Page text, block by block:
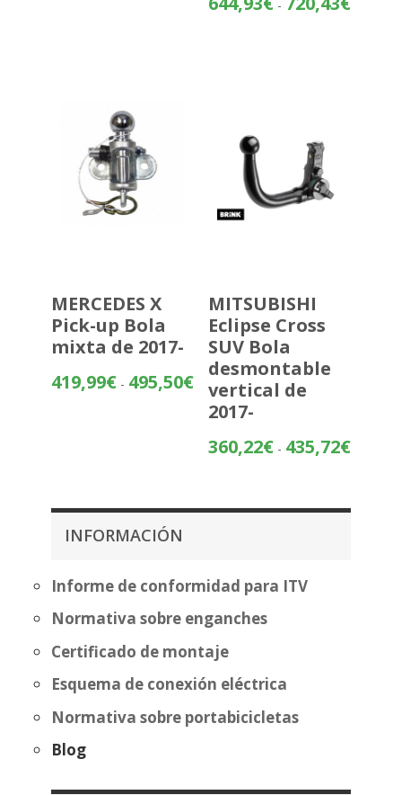
-
MERCEDES X
Pick-up Bola
mixta de 2017-
419,99€ - 495,50€Rango
precios:
desde
419,99€
MITSUBISHI
Eclipse Cross
SUV Bola
desmontable
vertical de
2017-
360,22€ - 435,72€Rango
INFORMACIÓN
Informe de conformidad para ITV
Normativa sobre enganches
Certificado de montaje
Esquema de conexión eléctrica
Normativa sobre portabicicletas
Blog